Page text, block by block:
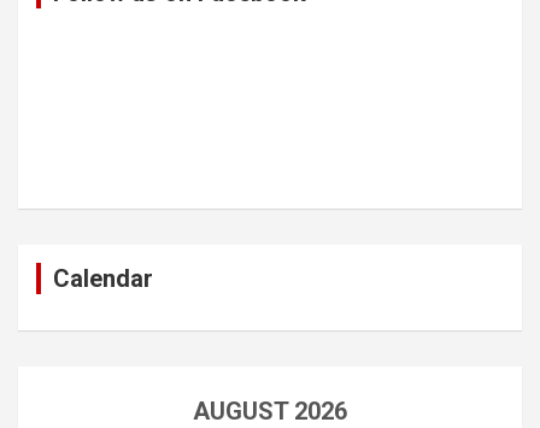
Calendar
AUGUST 2026